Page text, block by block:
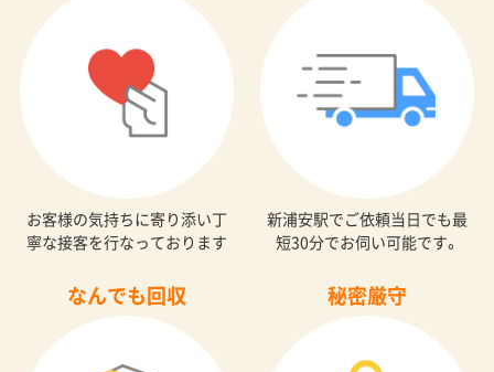
お客様の気持ちに寄り添い丁
寧な接客を行なっております
新浦安駅でご依頼当日でも最
短30分でお伺い可能です。
なんでも回収 秘密厳守